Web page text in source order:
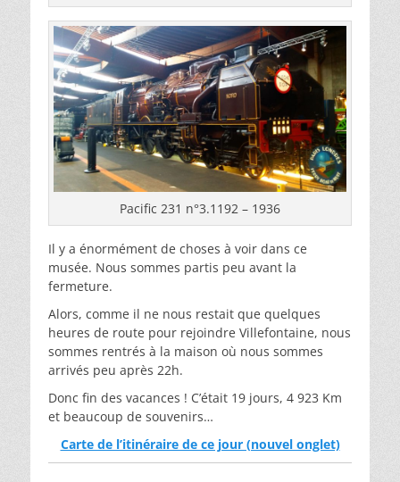
Pacific 231 n°3.1192 – 1936
Il y a énormément de choses à voir dans ce
musée. Nous sommes partis peu avant la
fermeture.
Alors, comme il ne nous restait que quelques
heures de route pour rejoindre Villefontaine, nous
sommes rentrés à la maison où nous sommes
arrivés peu après 22h.
Donc fin des vacances ! C’était 19 jours, 4 923 Km
et beaucoup de souvenirs…
Carte de l’itinéraire de ce jour (nouvel onglet)